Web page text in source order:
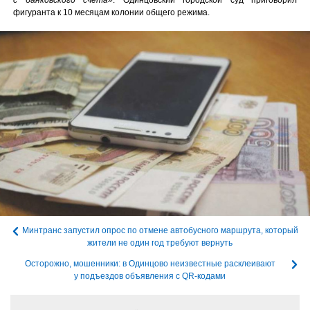
фигуранта к 10 месяцам колонии общего режима.
Минтранс запустил опрос по отмене автобусного маршрута, который
жители не один год требуют вернуть
Осторожно, мошенники: в Одинцово неизвестные расклеивают
у подъездов объявления с QR-кодами